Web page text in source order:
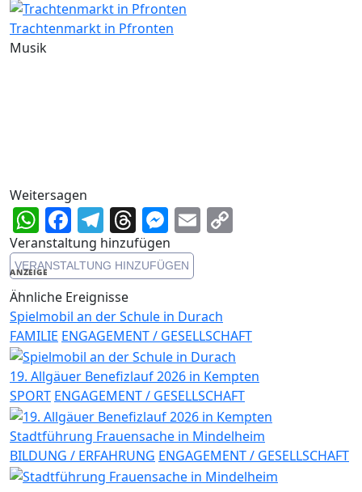
Trachtenmarkt in Pfronten
Musik
Weitersagen
WhatsApp
Facebook
Telegram
Threads
Messenger
Email
Veranstaltung hinzufügen
VERANSTALTUNG HINZUFÜGEN
ANZEIGE
Ähnliche Ereignisse
Spielmobil an der Schule in Durach
FAMILIE ENGAGEMENT / GESELLSCHAFT
19. Allgäuer Benefizlauf 2026 in Kempten
SPORT ENGAGEMENT / GESELLSCHAFT
Stadtführung Frauensache in Mindelheim
BILDUNG / ERFAHRUNG ENGAGEMENT / GESELLSCHAFT